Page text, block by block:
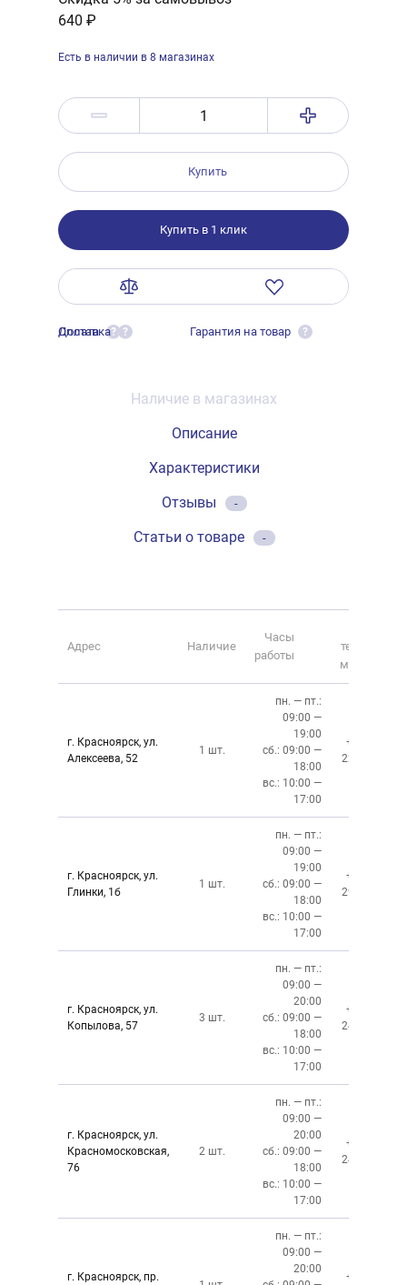
640 ₽
Есть в наличии в 8 магазинах
Купить
Купить в 1 клик
Оплата ?
Доставка ? Гарантия на товар ?
Наличие в магазинах
Описание
Характеристики
Отзывы
-
Статьи о товаре -
Адрес Наличие
Часы
работы
телефона
магазина
г. Красноярск, ул.
Алексеева, 52
1 шт.
пн. — пт.:
09:00 —
19:00
сб.: 09:00 —
18:00
вс.: 10:00 —
17:00
+7 (391)
220-08-02
г. Красноярск, ул.
Глинки, 1б
1 шт.
пн. — пт.:
09:00 —
19:00
сб.: 09:00 —
18:00
вс.: 10:00 —
17:00
+7 (391)
294-02-02
г. Красноярск, ул.
Копылова, 57
3 шт.
пн. — пт.:
09:00 —
20:00
сб.: 09:00 —
18:00
вс.: 10:00 —
17:00
+7 (391)
243-76-13
г. Красноярск, ул.
Красномосковская,
76
2 шт.
пн. — пт.:
09:00 —
20:00
сб.: 09:00 —
18:00
вс.: 10:00 —
17:00
+7 (391)
243-83-01
г. Красноярск, пр.
пн. — пт.:
09:00 —
20:00
+7 (391)